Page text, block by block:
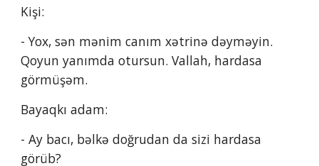
Kişi:
- Yox, sən mənim canım xətrinə dəyməyin.
Qoyun yanımda otursun. Vallah, hardasa
görmüşəm.
Bayaqkı adam:
- Ay bacı, bəlkə doğrudan da sizi hardasa
görüb?